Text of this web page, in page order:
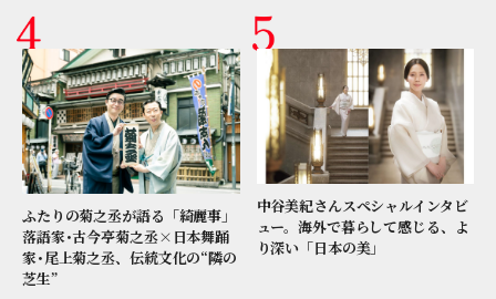
ふたりの菊之丞が語る「綺麗事」
落語家･古今亭菊之丞×日本舞踊
家･尾上菊之丞、伝統文化の“隣の
芝生”
中谷美紀さんスペシャルインタビ
ュー。海外で暮らして感じる、よ
り深い「日本の美」